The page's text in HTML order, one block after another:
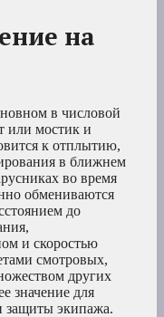
на
в числовой
или мостик и
к отплытию,
в ближнем
во время
обмениваются
до
и скоростью
смотровых,
других
значение для
защиты экипажа.